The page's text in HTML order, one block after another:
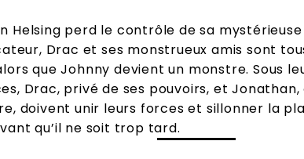
Helsing perd le contrôle de sa
Drac et ses monstrueux amis sont
que Johnny devient un monstre. Sous
Drac, privé de ses pouvoirs, et
doivent unir leurs forces et sillonner la
qu’il ne soit trop tard.